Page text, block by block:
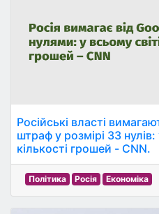
Російські власті
штраф у розмірі 33 нулів:
кількості грошей - CNN.
Політика Росія Економіка